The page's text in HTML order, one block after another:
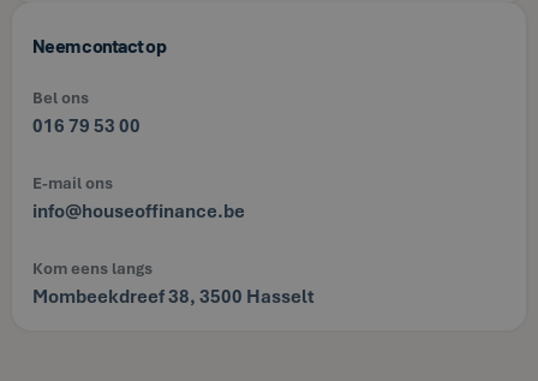
Neem contact op
Bel ons
016 79 53 00
E-mail ons
info@houseoffinance.be
Kom eens langs
Mombeekdreef 38, 3500 Hasselt